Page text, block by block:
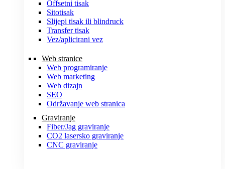
Offsetni tisak
Sitotisak
Slijepi tisak ili blindruck
Transfer tisak
Vez/aplicirani vez
Web stranice
Web programiranje
Web marketing
Web dizajn
SEO
Održavanje web stranica
Graviranje
Fiber/Jag graviranje
CO2 lasersko graviranje
CNC graviranje